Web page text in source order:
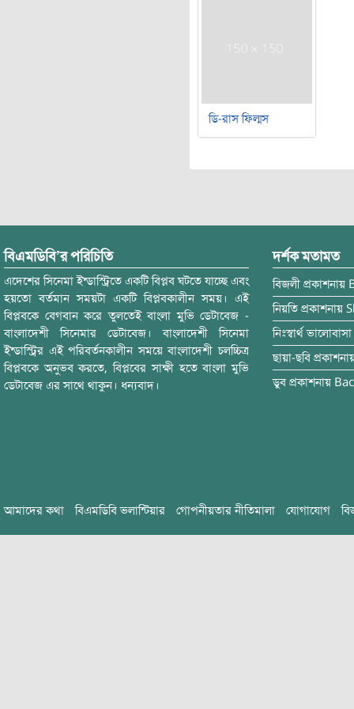
ডি-রাস ফিল্মস
বিএমডিবি’র পরিচিতি
এদেশের সিনেমা ইন্ডাস্ট্রিতে একটি বিপ্লব ঘটতে যাচ্ছে এবং
হয়তো বর্তমান সময়টা একটি বিপ্লবকালীন সময়। এই
বিপ্লবকে বেগবান করে তুলতেই বাংলা মুভি ডেটাবেজ -
বাংলাদেশী সিনেমার ডেটাবেজ। বাংলাদেশী সিনেমা
ইন্ডাস্ট্রির এই পরিবর্তনকালীন সময়ে বাংলাদেশী চলচ্চিত্র
বিপ্লবকে অনুভব করতে, বিপ্লবের সাক্ষী হতে বাংলা মুভি
ডেটাবেজ এর সাথে থাকুন। ধন্যবাদ।
দর্শক মতামত
বিজলী প্রকাশনায়
নিয়তি প্রকাশনায়
নিঃস্বার্থ ভালোবাসা
ছায়া-ছবি
ডুব প্রকাশনায়
আমাদের কথা বিএমডিবি ভলান্টিয়ার গোপনীয়তার নীতিমালা যোগাযোগ